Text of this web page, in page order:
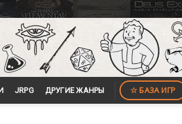
JRPG ДРУГИЕ ЖАНРЫ ☆ БАЗА ИГР